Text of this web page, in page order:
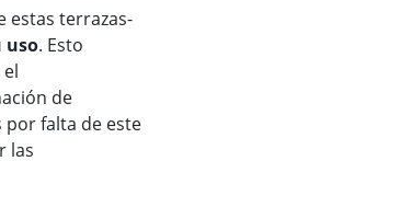
estas terrazas-
uso. Esto
de
por falta de este
las